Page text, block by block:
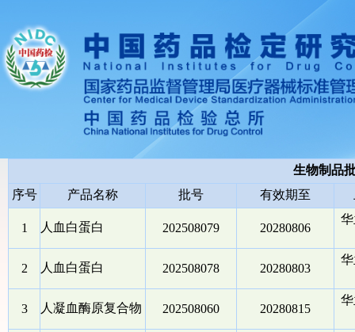
生物制品
序号
产品名称 批号 有效期至
1 人血白蛋白 202508079 20280806
2 人血白蛋白 202508078 20280803
3 人凝血酶原复合物 202508060 20280815